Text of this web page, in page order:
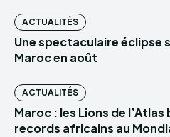
ACTUALITÉS
Une spectaculaire éclipse
Maroc en août
ACTUALITÉS
Maroc : les Lions de
records africains au